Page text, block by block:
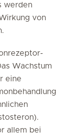
werden
von
Wachstum
eine
allem bei